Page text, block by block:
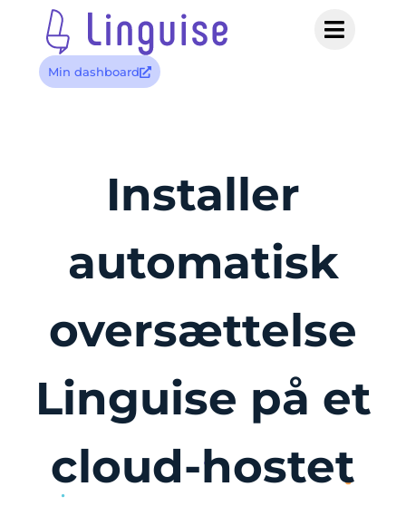
Min dashboard
Installer
automatisk
oversættelse
Linguise på et
cloud-hostet